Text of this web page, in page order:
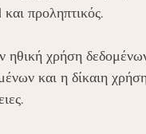
προληπτικός.
χρήση
και η δίκαιη χρήση